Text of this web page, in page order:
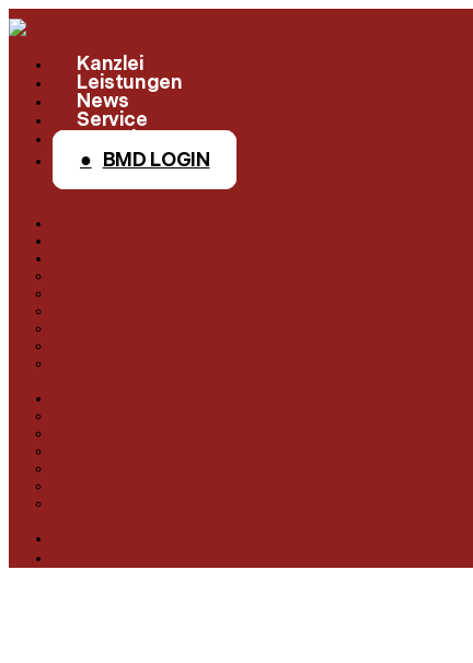
Kanzlei
Leistungen
News
Service
BMD LOGIN